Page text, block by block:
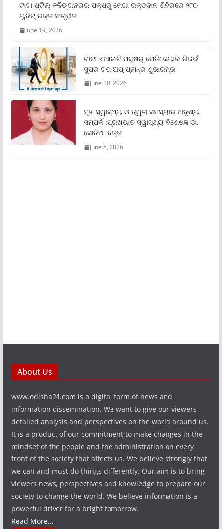
ଟାଟା ଷ୍ଟିଲ୍‌ କଳିଙ୍ଗନଗର ପକ୍ଷରୁ ମେଗା ରକ୍ତଦାନ ଶିବିରରେ ୨୮୦
ୟୁନିଟ୍‌ ରକ୍ତ ସଂଗୃହୀତ
June 19, 2026
ଟାଟା ଏଆଇଜି ପକ୍ଷରୁ ମେଡିକେୟାର ରିଜର୍ଭ
ସୁପର ଟପ୍‌-ଅପ୍ ପ୍ଲାନ୍‌ର ଶୁଭାରମ୍ଭ
June 10, 2026
ମୁଖ ସ୍ୱାସ୍ଥ୍ୟ ଓ ତ୍ୱଚା ସମସ୍ୟାର ଅଦୃଶ୍ୟ
ସମ୍ପର୍କ :ପ୍ରଖ୍ୟାତ ସ୍ୱାସ୍ଥ୍ୟ ବିଶେଷଜ୍ଞ ଡା.
ସୋନିଆ ଦତ୍ତ
June 8, 2026
About Us
www.odisha24.com is a digital form of news and
information dissemination. We want to give our viewers
detailed analysis and perspectives on the world around us.
It is a product of our commitment to make changes in the
mindset of the people and the administration on every
front of the society that affects us. We believe strongly that
we can and must do things differently. Our aim is to bring
viewers news, perspectives and knowledge to prepare our
society to change the world. We believe information is a
powerful driver for a bright tomorrow.
Read More...